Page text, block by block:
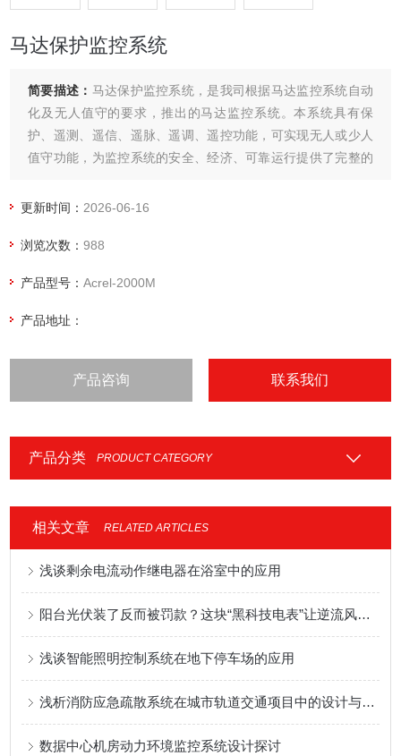
马达保护监控系统
简要描述： 马达保护监控系统，是我司根据⻢达监控系统⾃动
化及⽆⼈值守的要求，推出的⻢达监控系统。本系统具有保
护、遥测、遥信、遥脉、遥调、遥控功能，可实现⽆⼈或少⼈
值守功能，为监控系统的安全、经济、可靠运⾏提供了完整的
更新时间： 2026-06-16
浏览次数：988
产品型号：Acrel-2000M
产品地址：
产品咨询 联系我们
产品分类 PRODUCT CATEGORY
相关文章 RELATED ARTICLES
浅谈剩余电流动作继电器在浴室中的应用
阳台光伏装了反而被罚款？这块“黑科技电表”让逆流风险归零！
浅谈智能照明控制系统在地下停车场的应用
浅析消防应急疏散系统在城市轨道交通项目中的设计与应用
数据中心机房动力环境监控系统设计探讨